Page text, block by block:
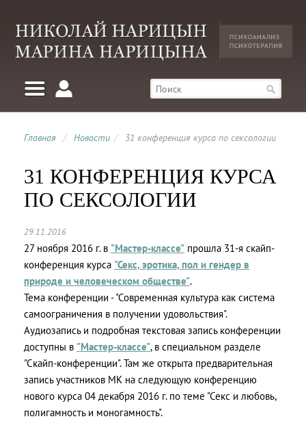
Главная / Новости / 31 конференция курса по сексологии
31 КОНФЕРЕНЦИЯ КУРСА
ПО СЕКСОЛОГИИ
29.11.2016
27 ноября 2016 г. в "Мастер-классе" прошла 31-я скайп-
конференция курса "Секс, эротика, пол и гендер в
природе и человеческом обществе".
Тема конференции - "Современная культура как система
самоограничения в получении удовольствия".
Аудиозапись и подробная текстовая запись конференции
доступны в "Мастер-классе", в специальном разделе
"Скайп-конференции". Там же открыта предварительная
запись участников МК на следующую конференцию
нового курса 04 декабря 2016 г. по теме "Секс и любовь,
полигамность и моногамность".